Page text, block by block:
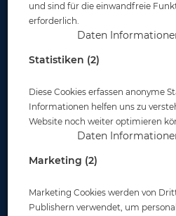
Sortierung :
und sind für die einwandfreie
erforderlich.
Daten
Statistiken (2)
Diese Cookies erfassen anonyme
Informationen helfen uns zu
Website noch weiter optimieren
Daten
Marketing (2)
Marketing Cookies werden von
Publishern verwendet, um